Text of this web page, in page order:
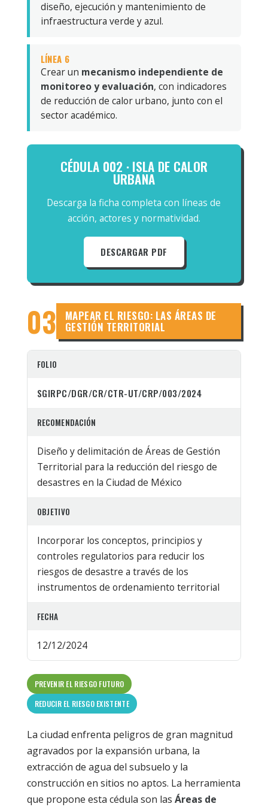
diseño, ejecución y mantenimiento de
infraestructura verde y azul.
LÍNEA 6
Crear un mecanismo independiente de
monitoreo y evaluación, con indicadores
de reducción de calor urbano, junto con el
sector académico.
CÉDULA 002 · ISLA DE CALOR
URBANA
Descarga la ficha completa con líneas de
acción, actores y normatividad.
DESCARGAR PDF
03 MAPEAR EL RIESGO: LAS ÁREAS DE
GESTIÓN TERRITORIAL
FOLIO
SGIRPC/DGR/CR/CTR-UT/CRP/003/2024
RECOMENDACIÓN
Diseño y delimitación de Áreas de Gestión
Territorial para la reducción del riesgo de
desastres en la Ciudad de México
OBJETIVO
Incorporar los conceptos, principios y
controles regulatorios para reducir los
riesgos de desastre a través de los
instrumentos de ordenamiento territorial
FECHA
12/12/2024
PREVENIR EL RIESGO FUTURO
REDUCIR EL RIESGO EXISTENTE
La ciudad enfrenta peligros de gran magnitud
agravados por la expansión urbana, la
extracción de agua del subsuelo y la
construcción en sitios no aptos. La herramienta
que propone esta cédula son las Áreas de